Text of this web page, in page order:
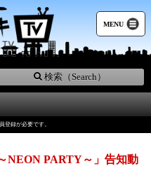
MENU
検索（Search）
登録が必要です。
NEON PARTY～」告知動